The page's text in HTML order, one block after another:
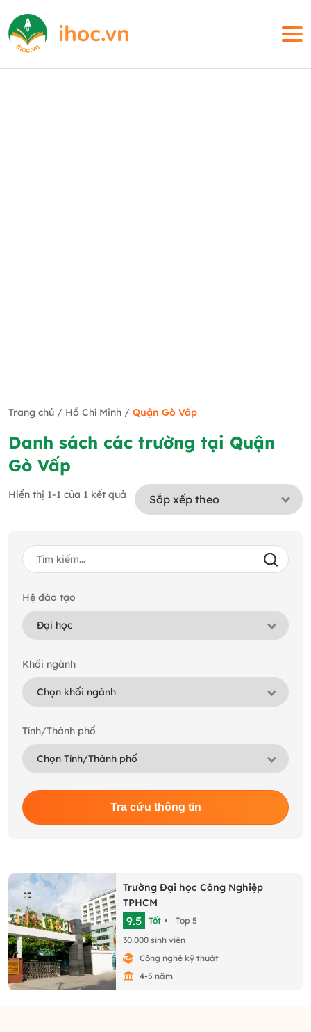
Trang chủ / Hồ Chí Minh / Quận Gò Vấp
Danh sách các trường tại Quận
Gò Vấp
Hiển thị 1-1 của 1 kết quả
Hệ đào tạo
Khối ngành
Tỉnh/Thành phố
Tra cứu thông tin
Trường Đại học Công Nghiệp
TPHCM
9.5 Tốt
Top 5
30.000 sinh viên
Công nghệ kỹ thuật
4-5 năm